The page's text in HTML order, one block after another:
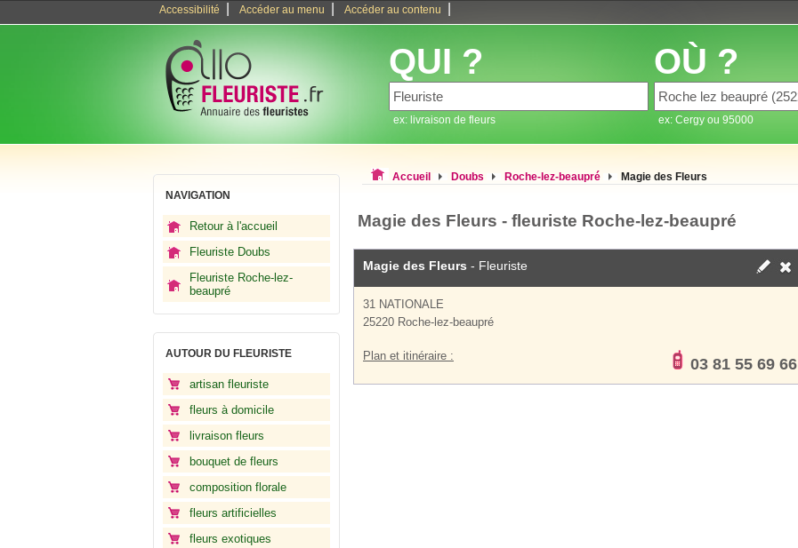
Accessibilité Accéder au menu Accéder au contenu
QUI ?
ex: livraison de fleurs
OÙ ?
ex: Cergy ou 95000
NAVIGATION
Retour à l'accueil
Fleuriste Doubs
Fleuriste Roche-lez-
beaupré
AUTOUR DU FLEURISTE
artisan fleuriste
fleurs à domicile
livraison fleurs
bouquet de fleurs
composition florale
fleurs artificielles
fleurs exotiques
Accueil Doubs Roche-lez-beaupré Magie des Fleurs
Magie des Fleurs - fleuriste Roche-lez-beaupré
Magie des Fleurs - Fleuriste
31 NATIONALE
25220 Roche-lez-beaupré
Plan et itinéraire : 03 81 55 69 66